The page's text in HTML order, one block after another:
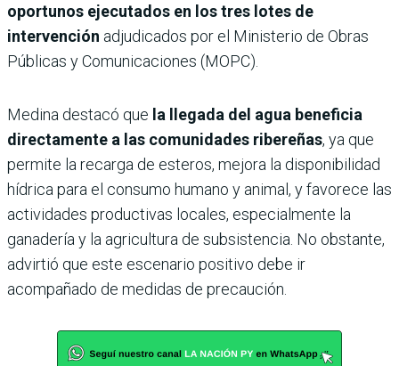
oportunos ejecutados en los tres lotes de
intervención adjudicados por el Ministerio de Obras
Públicas y Comunicaciones (MOPC).
Medina destacó que la llegada del agua beneficia
directamente a las comunidades ribereñas, ya que
permite la recarga de esteros, mejora la disponibilidad
hídrica para el consumo humano y animal, y favorece las
actividades productivas locales, especialmente la
ganadería y la agricultura de subsistencia. No obstante,
advirtió que este escenario positivo debe ir
acompañado de medidas de precaución.